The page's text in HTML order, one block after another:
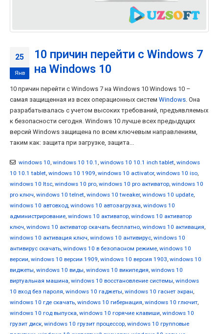
25
Янв
10 причин перейти с Windows 7
на Windows 10
10 причин перейти с Windows 7 на Windows 10 Windows 10 –
самая защищенная из всех операционных систем Windows . Она
разрабатывалась с учетом высоких требований, предъявляемых
к безопасности сегодня. Windows 10 лучше всех предыдущих
версий Windows защищена по всем ключевым направлениям,
таким как: защита при загрузке, защита...
windows 10, windows 10 10.1 , windows 10 10.1 inch tablet, windows
10 10.1 tablet, windows 10 1909, windows 10 activator, windows 10 iso,
windows 10 ltsc, windows 10 pro, windows 10 pro активатор, windows 10
pro ключ, windows 10 telnet, windows 10 tweaker, windows 10 update,
windows 10 автовход, windows 10 автозагрузка, windows 10
администрирование, windows 10 активатор, windows 10 активатор
ключ, windows 10 активатор скачать бесплатно, windows 10 активация,
windows 10 активация ключ, windows 10 антивирус, windows 10
антивирус скачать, windows 10 в безопасном режиме, windows 10
версии, windows 10 версии 1909, windows 10 версия 1903, windows 10
виджеты, windows 10 виды, windows 10 википедия, windows 10
виртуальная машина, windows 10 восстановление системы, windows
10 вход без пароля, windows 10 гаджеты, windows 10 гаснет экран,
windows 10 где скачать, windows 10 гибернация, windows 10 глючит,
windows 10 год выпуска, windows 10 горячие клавиши, windows 10
грузит диск, windows 10 грузит процессор, windows 10 групповые